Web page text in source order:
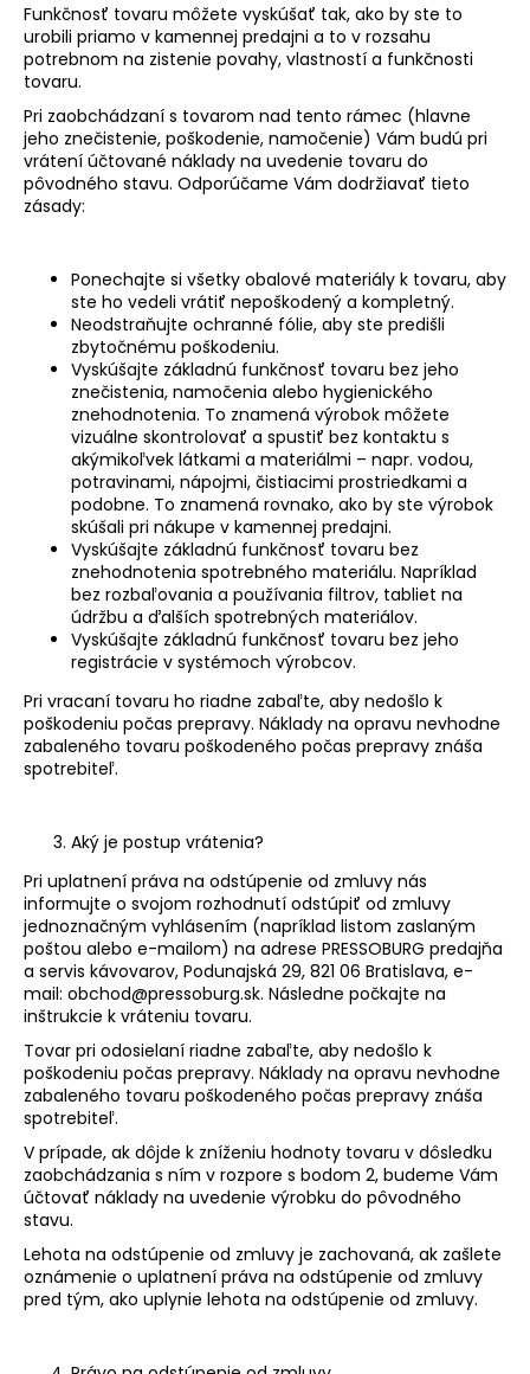
Funkčnosť tovaru môžete vyskúšať tak, ako by ste to
urobili priamo v kamennej predajni a to v rozsahu
potrebnom na zistenie povahy, vlastností a funkčnosti
tovaru.
Pri zaobchádzaní s tovarom nad tento rámec (hlavne
jeho znečistenie, poškodenie, namočenie) Vám budú pri
vrátení účtované náklady na uvedenie tovaru do
pôvodného stavu. Odporúčame Vám dodržiavať tieto
zásady:
Ponechajte si všetky obalové materiály k tovaru, aby
ste ho vedeli vrátiť nepoškodený a kompletný.
Neodstraňujte ochranné fólie, aby ste predišli
zbytočnému poškodeniu.
Vyskúšajte základnú funkčnosť tovaru bez jeho
znečistenia, namočenia alebo hygienického
znehodnotenia. To znamená výrobok môžete
vizuálne skontrolovať a spustiť bez kontaktu s
akýmikoľvek látkami a materiálmi – napr. vodou,
potravinami, nápojmi, čistiacimi prostriedkami a
podobne. To znamená rovnako, ako by ste výrobok
skúšali pri nákupe v kamennej predajni.
Vyskúšajte základnú funkčnosť tovaru bez
znehodnotenia spotrebného materiálu. Napríklad
bez rozbaľovania a používania filtrov, tabliet na
údržbu a ďalších spotrebných materiálov.
Vyskúšajte základnú funkčnosť tovaru bez jeho
registrácie v systémoch výrobcov.
Pri vracaní tovaru ho riadne zabaľte, aby nedošlo k
poškodeniu počas prepravy. Náklady na opravu nevhodne
zabaleného tovaru poškodeného počas prepravy znáša
spotrebiteľ.
Aký je postup vrátenia?
Pri uplatnení práva na odstúpenie od zmluvy nás
informujte o svojom rozhodnutí odstúpiť od zmluvy
jednoznačným vyhlásením (napríklad listom zaslaným
poštou alebo e-mailom) na adrese PRESSOBURG predajňa
a servis kávovarov, Podunajská 29, 821 06 Bratislava, e-
mail: obchod@pressoburg.sk. Následne počkajte na
inštrukcie k vráteniu tovaru.
Tovar pri odosielaní riadne zabaľte, aby nedošlo k
poškodeniu počas prepravy. Náklady na opravu nevhodne
zabaleného tovaru poškodeného počas prepravy znáša
spotrebiteľ.
V prípade, ak dôjde k zníženiu hodnoty tovaru v dôsledku
zaobchádzania s ním v rozpore s bodom 2, budeme Vám
účtovať náklady na uvedenie výrobku do pôvodného
stavu.
Lehota na odstúpenie od zmluvy je zachovaná, ak zašlete
oznámenie o uplatnení práva na odstúpenie od zmluvy
pred tým, ako uplynie lehota na odstúpenie od zmluvy.
HĽADAŤ
O
d
p